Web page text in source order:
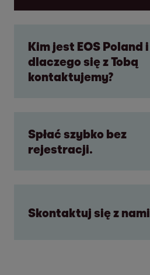
Kim jest EOS Poland i
dlaczego się z Tobą
kontaktujemy?
Spłać szybko bez
rejestracji.
Skontaktuj się z nami